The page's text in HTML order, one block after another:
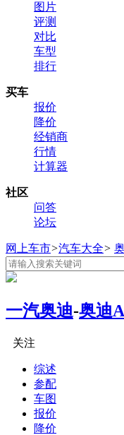
图片
评测
对比
车型
排行
买车
报价
降价
经销商
行情
计算器
社区
问答
论坛
网上车市>汽车大全>
一汽奥迪-奥迪
关注
综述
参配
车图
报价
降价